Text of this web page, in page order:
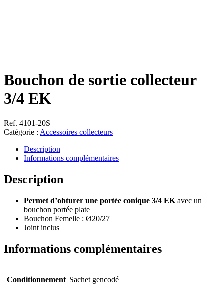
Bouchon de sortie collecteur
3/4 EK
Ref. 4101-20S
Catégorie : Accessoires collecteurs
Description
Informations complémentaires
Description
Permet d’obturer une portée conique 3/4 EK avec un
bouchon portée plate
Bouchon Femelle : Ø20/27
Joint inclus
Informations complémentaires
Conditionnement Sachet gencodé